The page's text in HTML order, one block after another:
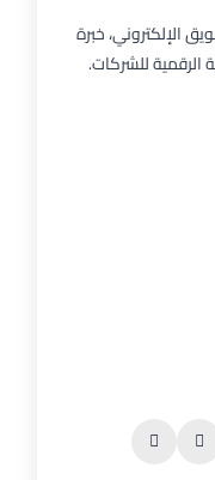
الإلكتروني، خبرة